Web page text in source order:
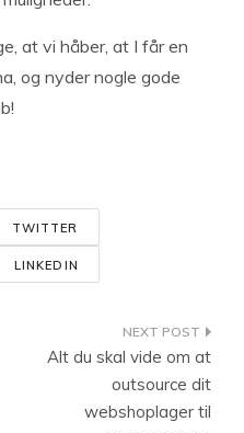
at vi håber, at I får en
og nyder nogle gode
TWITTER
LINKEDIN
Alt du skal vide om at
outsource dit
webshoplager til